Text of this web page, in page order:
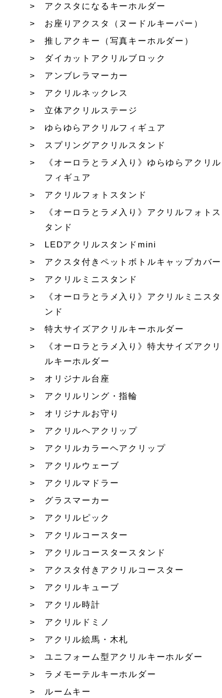
アクスタになるキーホルダー
お座りアクスタ（ヌードルキーパー）
推しアクキー（写真キーホルダー）
ダイカットアクリルブロック
アンブレラマーカー
アクリルネックレス
立体アクリルステージ
ゆらゆらアクリルフィギュア
スプリングアクリルスタンド
《オーロラとラメ入り》ゆらゆらアクリル
フィギュア
アクリルフォトスタンド
《オーロラとラメ入り》アクリルフォトス
タンド
LEDアクリルスタンドmini
アクスタ付きペットボトルキャップカバー
アクリルミニスタンド
《オーロラとラメ入り》アクリルミニスタ
ンド
特大サイズアクリルキーホルダー
《オーロラとラメ入り》特大サイズアクリ
ルキーホルダー
オリジナル台座
アクリルリング・指輪
オリジナルお守り
アクリルヘアクリップ
アクリルカラーヘアクリップ
アクリルウェーブ
アクリルマドラー
グラスマーカー
アクリルピック
アクリルコースター
アクリルコースタースタンド
アクスタ付きアクリルコースター
アクリルキューブ
アクリル時計
アクリルドミノ
アクリル絵馬・木札
ユニフォーム型アクリルキーホルダー
ラメモーテルキーホルダー
ルームキー